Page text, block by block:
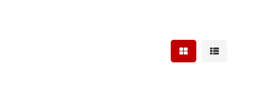
Mostrar resultados
Mostrar